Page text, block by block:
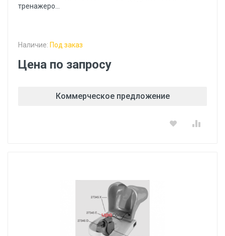
тренажеро...
Наличие: Под заказ
Цена по запросу
Коммерческое предложение